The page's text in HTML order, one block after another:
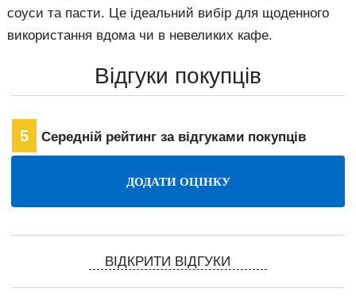
соуси та пасти. Це ідеальний вибір для щоденного
використання вдома чи в невеликих кафе.
Відгуки покупців
5 Середній рейтинг за відгуками покупців
ВІДКРИТИ ВІДГУКИ